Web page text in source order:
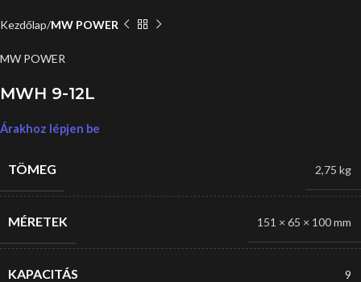
Kezdőlap MW POWER
MW POWER
MWH 9-12L
Árakhoz lépjen be
TÖMEG 2,75 kg
MÉRETEK 151 × 65 × 100 mm
KAPACITÁS 9